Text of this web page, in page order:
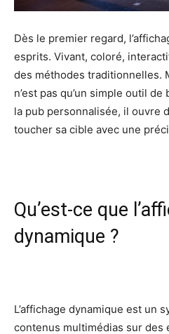
Dès le premier regard,
esprits. Vivant, coloré,
des méthodes traditionnelles.
n’est pas qu’un simple outil
la pub personnalisée, il ouvre
toucher sa cible avec une
Qu’est-ce que
dynamique ?
L’affichage dynamique est un
contenus multimédias sur des